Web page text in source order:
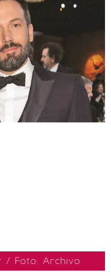
/ Foto: Archivo